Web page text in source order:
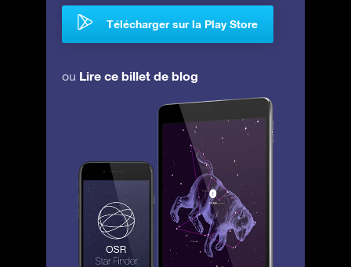
Télécharger sur la Play Store
ou Lire ce billet de blog